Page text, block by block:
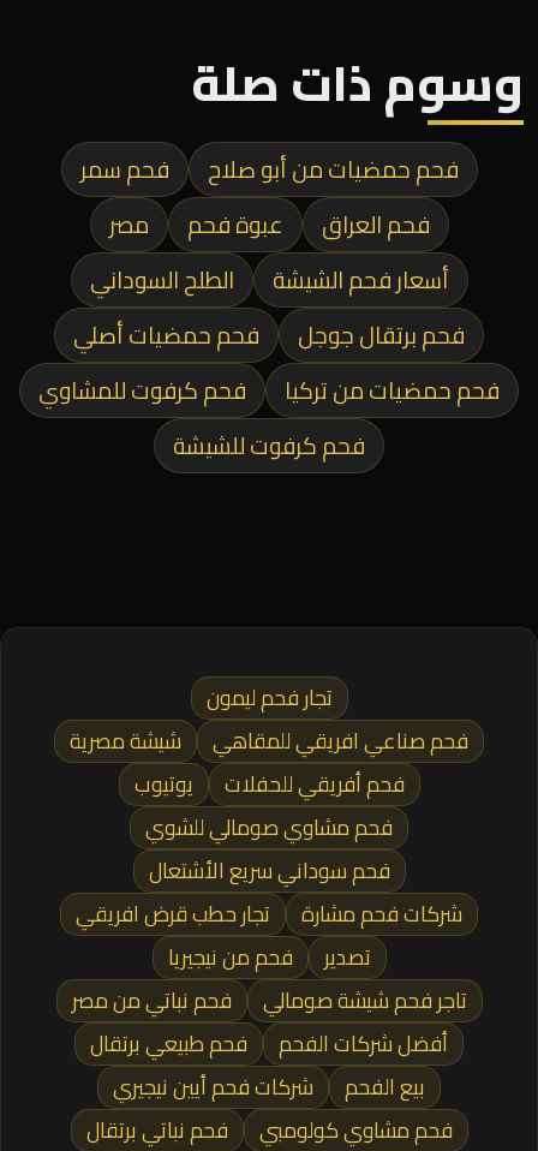
وسوم ذات صلة
فحم حمضيات من أبو صلاح
فحم سمر
فحم العراق
عبوة فحم
مصر
أسعار فحم الشيشة
الطلح السوداني
فحم برتقال جوجل
فحم حمضيات أصلي
فحم حمضيات من تركيا
فحم كرفوت للمشاوي
فحم كرفوت للشيشة
تجار فحم ليمون
فحم صناعي افريقي للمقاهي
شيشة مصرية
فحم أفريقي للحفلات
يوتيوب
فحم مشاوي صومالي للشوي
فحم سوداني سريع الأشتعال
شركات فحم مشارة
تجار حطب قرض افريقي
تصدير
فحم من نيجيريا
تاجر فحم شيشة صومالي
فحم نباتي من مصر
أفضل شركات الفحم
فحم طبيعي برتقال
بيع الفحم
شركات فحم أيين نيجيري
فحم مشاوي كولومبي
فحم نباتي برتقال